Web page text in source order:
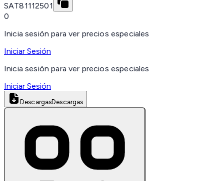
SAT81112501
0
Inicia sesión para ver precios especiales
Iniciar Sesión
Inicia sesión para ver precios especiales
Iniciar Sesión
DescargasDescargas